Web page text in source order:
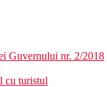
Guvernului nr. 2/2018
cu turistul